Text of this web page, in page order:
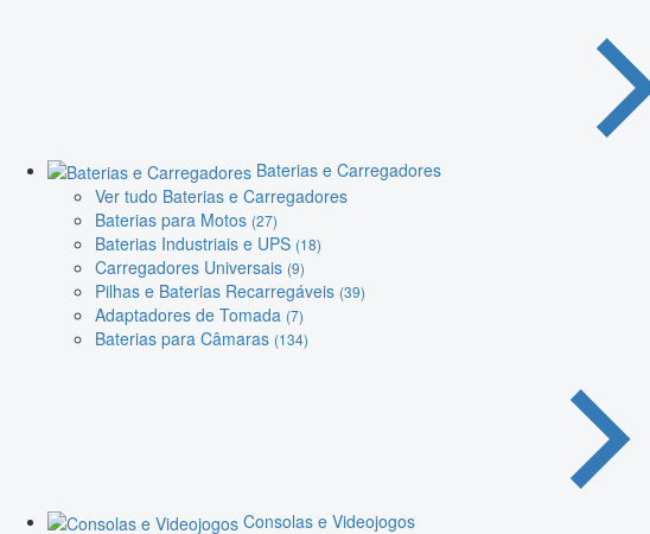
Baterias e Carregadores
Ver tudo Baterias e Carregadores
Baterias para Motos (27)
Baterias Industriais e UPS (18)
Carregadores Universais (9)
Pilhas e Baterias Recarregáveis (39)
Adaptadores de Tomada (7)
Baterias para Câmaras (134)
Consolas e Videojogos